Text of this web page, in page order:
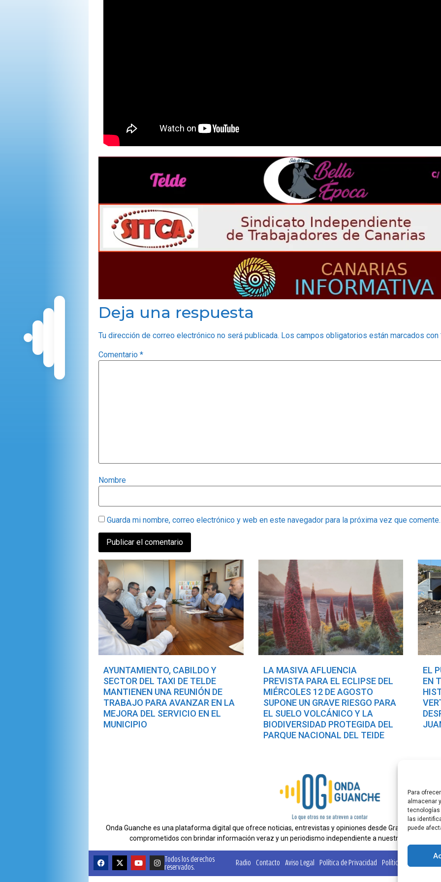
Para
almacenar
tecnologías
las
puede
Deja una respuesta
Tu dirección de correo electrónico no será publicada. Los campos obligatorios están marcados con
Comentario *
Nombre
Guarda mi nombre, correo electrónico y web en este navegador para la próxima vez que comente.
AYUNTAMIENTO, CABILDO Y
SECTOR DEL TAXI DE TELDE
MANTIENEN UNA REUNIÓN DE
TRABAJO PARA AVANZAR EN LA
MEJORA DEL SERVICIO EN EL
MUNICIPIO
LA MASIVA AFLUENCIA
PREVISTA PARA EL ECLIPSE DEL
MIÉRCOLES 12 DE AGOSTO
SUPONE UN GRAVE RIESGO PARA
EL SUELO VOLCÁNICO Y LA
BIODIVERSIDAD PROTEGIDA DEL
PARQUE NACIONAL DEL TEIDE
EL
EN
Onda Guanche es una plataforma digital que ofrece noticias, entrevistas y opiniones desde Gran Canaria.
comprometidos con brindar información veraz y un periodismo independiente a nuestra audiencia.
Todos los derechos
reservados.
Radio Contacto Aviso Legal Política de Privacidad Política de cookies